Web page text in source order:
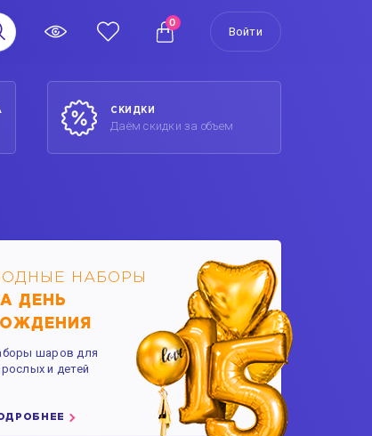
0
Войти
СКИДКИ
Даём скидки за объем
НАБОРЫ
ДЕНЬ
шаров для
и детей